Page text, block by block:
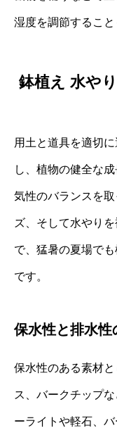
湿度を調節すること
鉢植え 水や
用土と道具を適切
し、植物の健全な
気性のバランスを
ズ、そして水やり
で、猛暑の夏場で
です。
保水性と排水性
保水性のある素材
ス、バークチップ
ーライトや軽石、